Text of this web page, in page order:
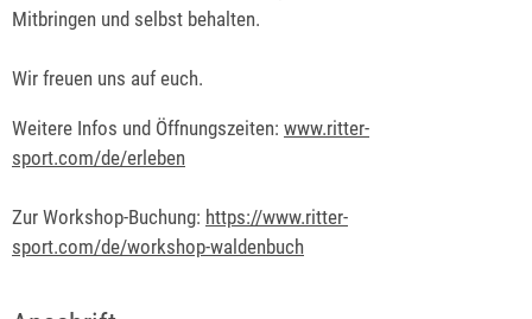
Mitbringen und selbst behalten.
Wir freuen uns auf euch.
Weitere Infos und Öffnungszeiten: www.ritter-
sport.com/de/erleben
Zur Workshop-Buchung: https://www.ritter-
sport.com/de/workshop-waldenbuch